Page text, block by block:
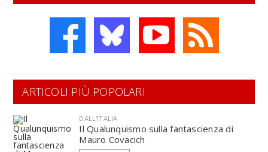
ARTICOLI PIÙ POPOLARI
DALL'ITALIA
Il Qualunquismo sulla fantascienza di
Mauro Covacich